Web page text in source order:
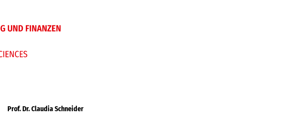
Prof. Dr. Claudia Schneider